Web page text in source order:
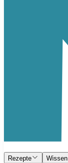
Rezepte Wissen